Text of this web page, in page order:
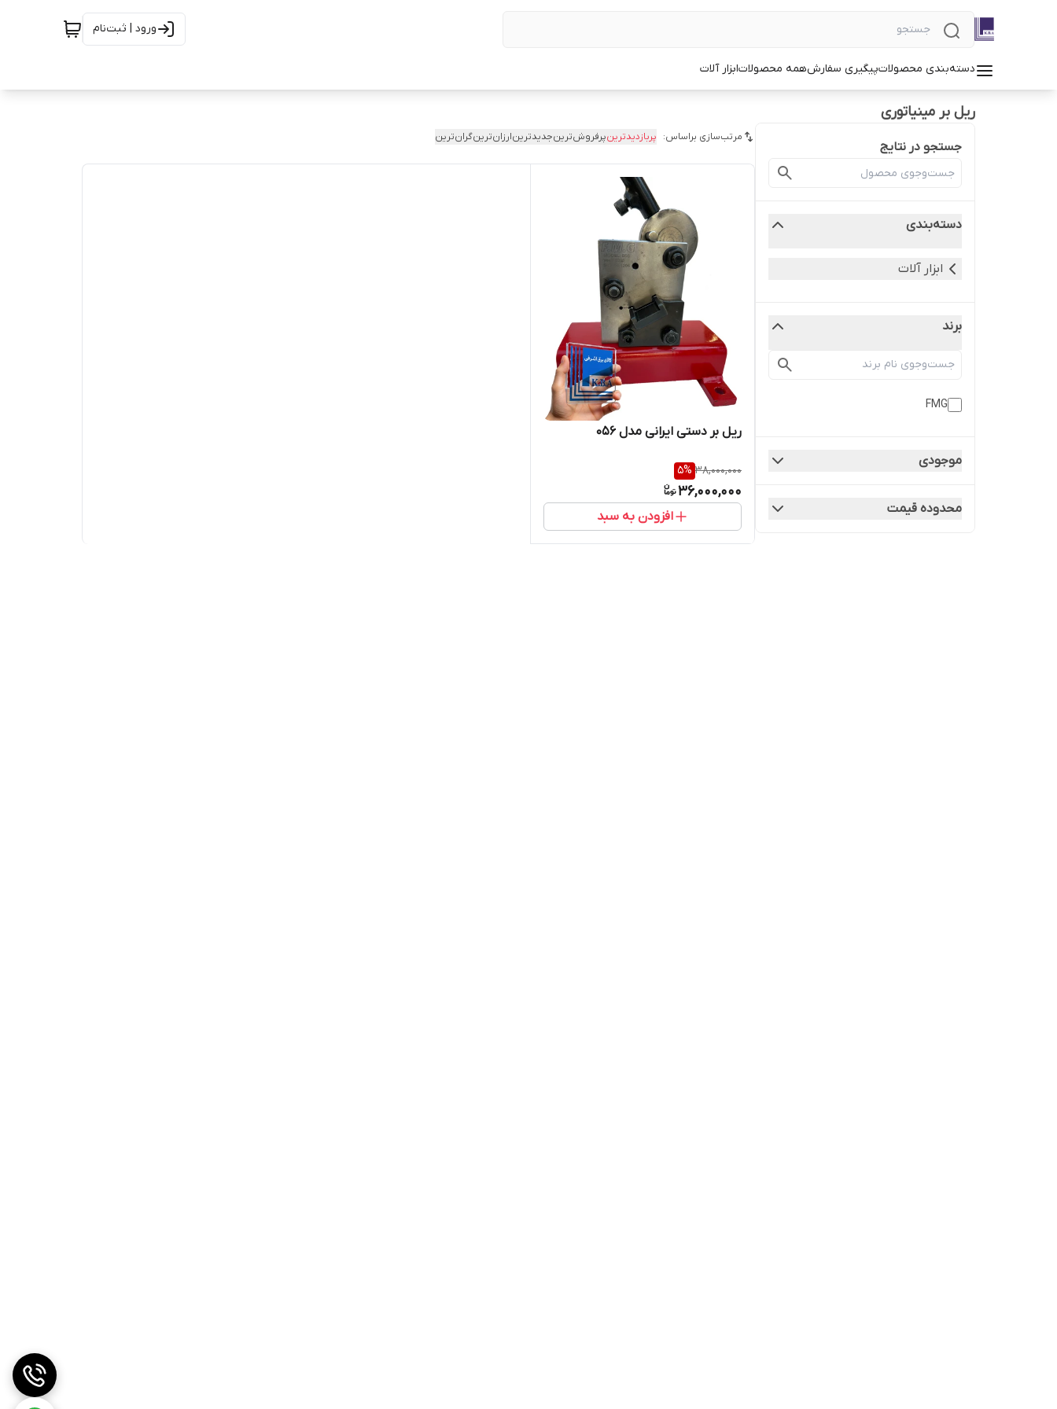
ورود | ثبت‌نام
دسته‌بندی محصولاتپیگیری سفارشهمه محصولاتابزار آلات
ریل بر مینیاتوری
جستجو در نتایج
دسته‌بندی
ابزار آلات
برند
FMG
موجودی
محدوده قیمت
مرتب‌سازی براساس: پربازدیدترینپرفروش‌ترینجدیدترینارزان‌ترینگران‌ترین
ریل بر دستی ایرانی مدل 056
38,000,000
5%
36,000,000
افزودن به سبد